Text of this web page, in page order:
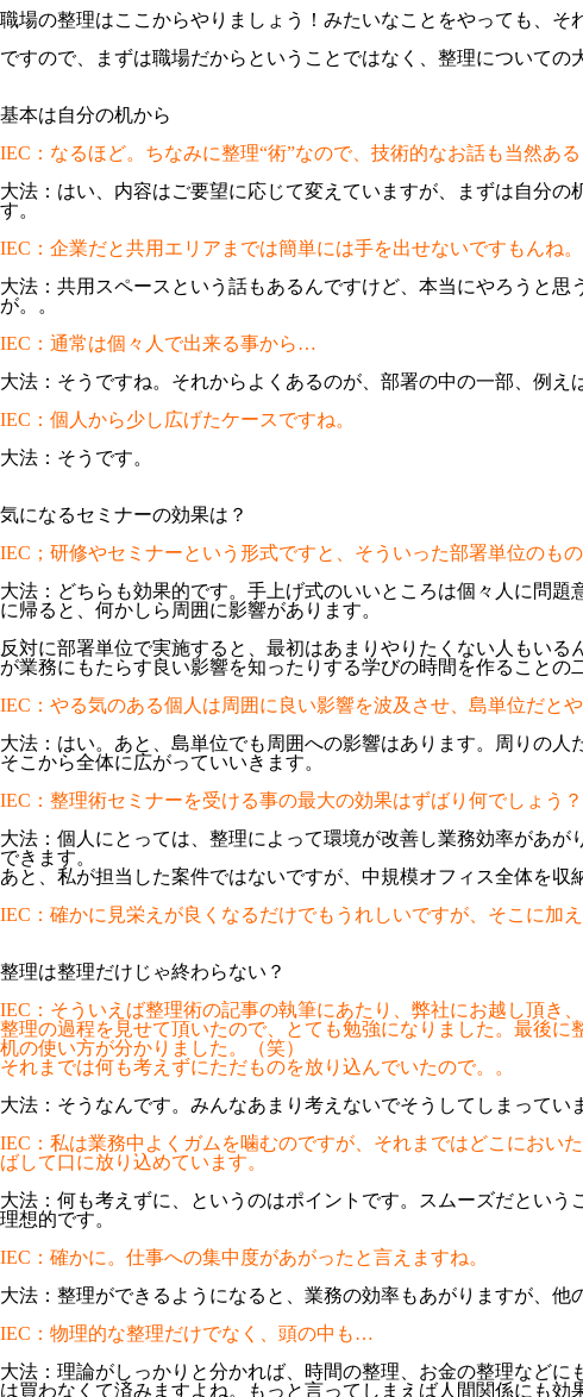
職場の整理はここからやりましょう！みたいなことをやっても、
ですので、まずは職場だからということではなく、整理についての
基本は自分の机から
IEC：なるほど。ちなみに整理“術”なので、技術的なお話も当然あ
大法：はい、内容はご要望に応じて変えていますが、まずは自分
す。
IEC：企業だと共用エリアまでは簡単には手を出せないですもんね。
大法：共用スペースという話もあるんですけど、本当にやろうと
が。。
IEC：通常は個々人で出来る事から…
大法：そうですね。それからよくあるのが、部署の中の一部、例
IEC：個人から少し広げたケースですね。
大法：そうです。
気になるセミナーの効果は？
IEC；研修やセミナーという形式ですと、そういった部署単位のも
大法：どちらも効果的です。手上げ式のいいところは個々人に問
に帰ると、何かしら周囲に影響があります。
反対に部署単位で実施すると、最初はあまりやりたくない人もい
が業務にもたらす良い影響を知ったりする学びの時間を作ること
IEC：やる気のある個人は周囲に良い影響を波及させ、島単位だと
大法：はい。あと、島単位でも周囲への影響はあります。周りの
そこから全体に広がっていいきます。
IEC：整理術セミナーを受ける事の最大の効果はずばり何でしょう？
大法：個人にとっては、整理によって環境が改善し業務効率があ
できます。
あと、私が担当した案件ではないですが、中規模オフィス全体を
IEC：確かに見栄えが良くなるだけでもうれしいですが、そこに加
整理は整理だけじゃ終わらない？
IEC：そういえば整理術の記事の執筆にあたり、弊社にお越し頂き
整理の過程を見せて頂いたので、とても勉強になりました。最後
机の使い方が分かりました。（笑）
それまでは何も考えずにただものを放り込んでいたので。。
大法：そうなんです。みんなあまり考えないでそうしてしまってい
IEC：私は業務中よくガムを噛むのですが、それまではどこにおい
ばして口に放り込めています。
大法：何も考えずに、というのはポイントです。スムーズだとい
理想的です。
IEC：確かに。仕事への集中度があがったと言えますね。
大法：整理ができるようになると、業務の効率もあがりますが、他
IEC：物理的な整理だけでなく、頭の中も…
大法：理論がしっかりと分かれば、時間の整理、お金の整理など
は買わなくて済みますよね。もっと言ってしまえば人間関係にも効